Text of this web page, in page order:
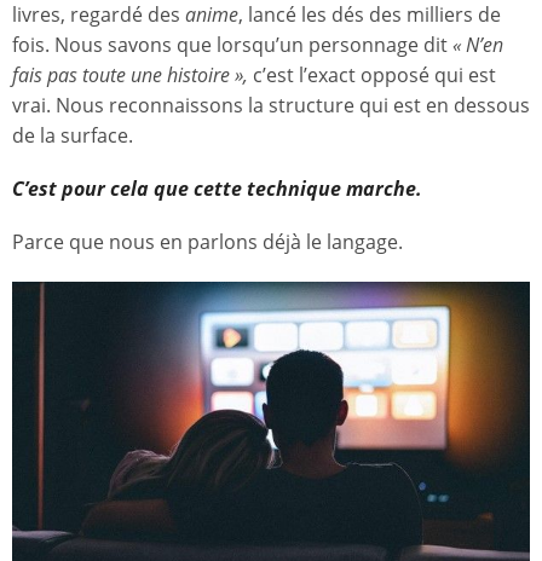
livres, regardé des anime, lancé les dés des milliers de
fois. Nous savons que lorsqu’un personnage dit« N’en
fais pas toute une histoire », c’est l’exact opposé qui est
vrai. Nous reconnaissons la structure qui est en dessous
de la surface.
C’est pour cela que cette technique marche.
Parce que nous en parlons déjà le langage.